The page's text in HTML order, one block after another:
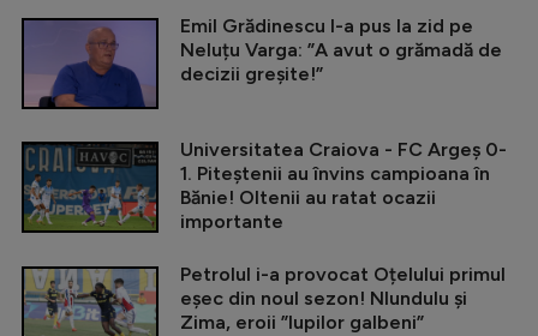
Emil Grădinescu l-a pus la zid pe
Neluțu Varga: ”A avut o grămadă de
decizii greșite!”
Universitatea Craiova - FC Argeș 0-
1. Piteștenii au învins campioana în
Bănie! Oltenii au ratat ocazii
importante
Petrolul i-a provocat Oțelului primul
eșec din noul sezon! Nlundulu și
Zima, eroii ”lupilor galbeni”